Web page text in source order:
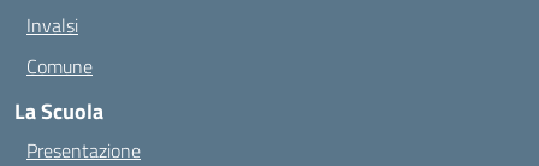
Invalsi
Comune
La Scuola
Presentazione